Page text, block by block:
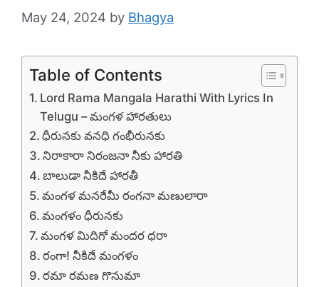
May 24, 2024 by Bhagya
Table of Contents
Lord Rama Mangala Harathi With Lyrics In
Telugu – మంగళ హారతులు
ధీరునకు వనధి గంభీరునకు
నిరాకారా నిరంజనా నీకు హారతి
బాలుడా నీకిదే హారతీ
మంగళ మనరేమీ రంగనా మణులారా
మంగళం ధీరునకు
మంగళ మిదిగో మందర ధరా
రంగా! నీకిదే మంగళం
రమా రమణ గొనుమా